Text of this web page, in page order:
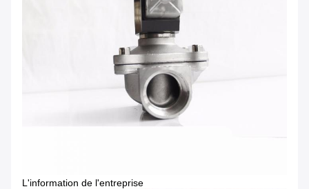
L'information de l'entreprise